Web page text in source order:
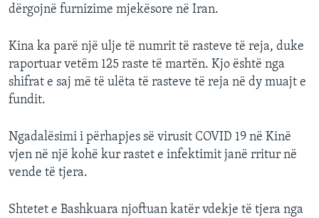
dërgojnë furnizime mjekësore në Iran.
Kina ka parë një ulje të numrit të rasteve të reja, duke
raportuar vetëm 125 raste të martën. Kjo është nga
shifrat e saj më të ulëta të rasteve të reja në dy muajt e
fundit.
Ngadalësimi i përhapjes së virusit COVID 19 në Kinë
vjen në një kohë kur rastet e infektimit janë rritur në
vende të tjera.
Shtetet e Bashkuara njoftuan katër vdekje të tjera nga